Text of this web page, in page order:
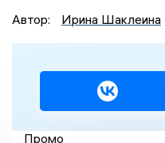
Автор:
Ирина Шаклеина
Промо